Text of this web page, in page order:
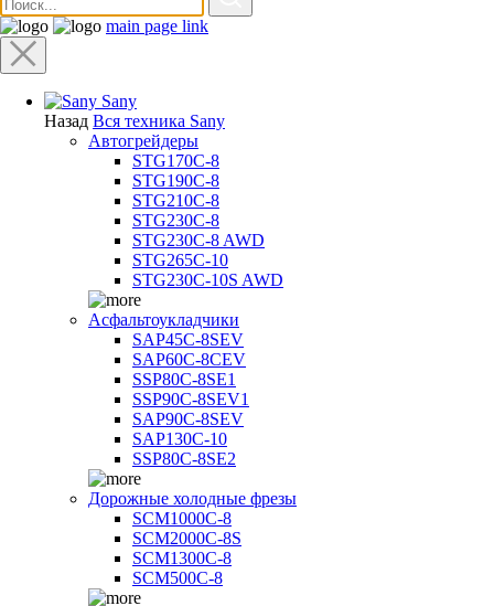
main page link
Sany
Назад Вся техника Sany
Автогрейдеры
STG170C-8
STG190C-8
STG210C-8
STG230C-8
STG230C-8 AWD
STG265C-10
STG230C-10S AWD
Асфальтоукладчики
SAP45С-8SEV
SAP60C-8CEV
SSP80C-8SE1
SSP90C-8SEV1
SAP90C-8SEV
SAP130C-10
SSP80C-8SE2
Дорожные холодные фрезы
SCM1000C-8
SCM2000C-8S
SCM1300C-8
SCM500C-8